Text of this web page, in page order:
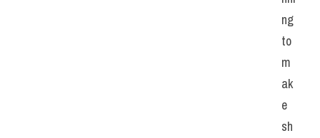
ng
to
m
ak
e
sh